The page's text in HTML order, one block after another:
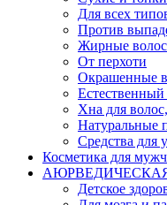
Для всех
Против
Жирные
От перхоти
Окрашенные
Естественный
Хна для
Натуральные
Средства для
Косметика для
АЮРВЕДИЧЕСКАЯ
Детское